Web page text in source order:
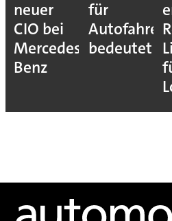
neuer
CIO bei
Mercedes-
Benz
für
Autofahrer
bedeutet